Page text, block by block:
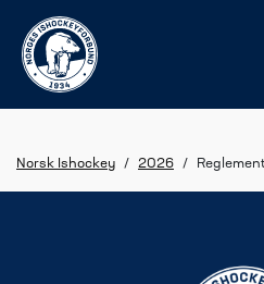
Norsk Ishockey / 2026 /